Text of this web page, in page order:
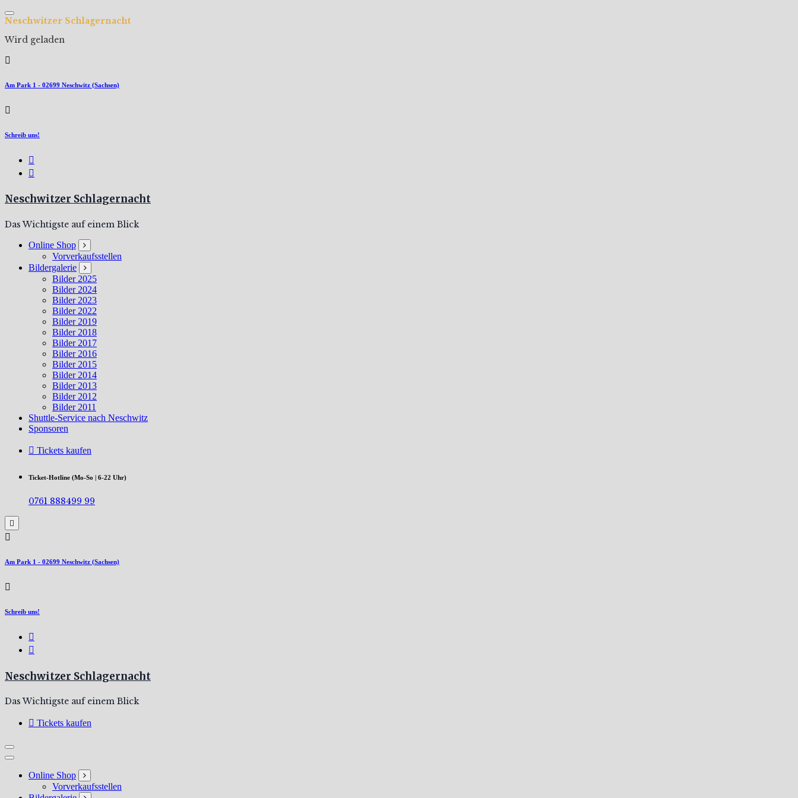
Zum
Inhalt
Neschwitzer Schlagernacht
Wird geladen
Am Park 1 - 02699 Neschwitz (Sachsen)
Schreib uns!
Neschwitzer Schlagernacht
Das Wichtigste auf einem Blick
Online Shop
Vorverkaufsstellen
Bildergalerie
Bilder 2025
Bilder 2024
Bilder 2023
Bilder 2022
Bilder 2019
Bilder 2018
Bilder 2017
Bilder 2016
Bilder 2015
Bilder 2014
Bilder 2013
Bilder 2012
Bilder 2011
Shuttle-Service nach Neschwitz
Sponsoren
Tickets kaufen
Ticket-Hotline (Mo-So | 6-22 Uhr)
0761 888499 99
Am Park 1 - 02699 Neschwitz (Sachsen)
Schreib uns!
Neschwitzer Schlagernacht
Das Wichtigste auf einem Blick
Tickets kaufen
Online Shop
Vorverkaufsstellen